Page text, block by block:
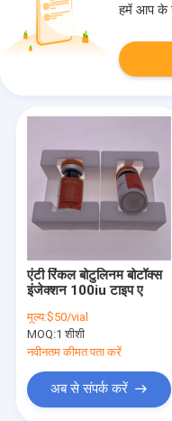
हमें आप के
एंटी रिंकल बोटुलिनम बोटॉक्स
इंजेक्शन 100iu टाइप ए
मूल्य:$50/vial
MOQ:1 शीशी
नवीनतम कीमत पता करें
अब से संपर्क करें